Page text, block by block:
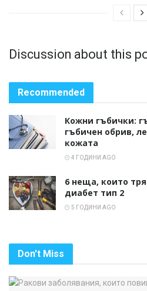
Discussion about this
Recommended
Кожни гъбички:
гъбичен обрив,
кожата
4 ГОДИНИ AGO
6 неща, които
диабет тип 2
5 ГОДИНИ AGO
Don't Miss